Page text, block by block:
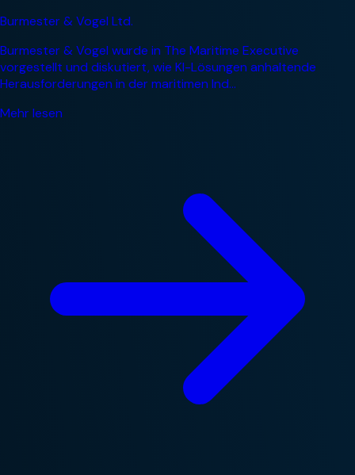
Burmester & Vogel Ltd.
Burmester & Vogel wurde in The Maritime Executive
vorgestellt und diskutiert, wie KI-Lösungen anhaltende
Herausforderungen in der maritimen Ind...
Mehr lesen